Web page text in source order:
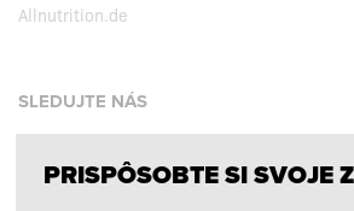
Allnutrition.de
SLEDUJTE NÁS
Facebook
PRISPÔSOBTE SI SVOJE